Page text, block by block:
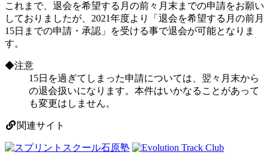
これまで、退会を希望する月の前々月末までの申請をお願い
しておりましたが、2021年度より「退会を希望する月の前月
15日までの申請・承認」を受ける事で退会が可能となりま
す。
◆注意
15日を過ぎてしまった申請については、翌々月末から
の退会扱いになります。本件はいかなることがあって
も変更はしません。
関連サイト